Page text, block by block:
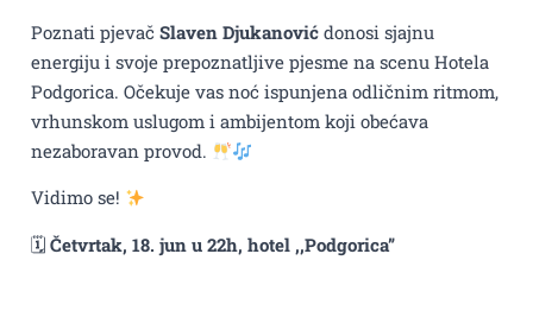
Poznati pjevač Slaven Djukanović donosi sjajnu
energiju i svoje prepoznatljive pjesme na scenu Hotela
Podgorica. Očekuje vas noć ispunjena odličnim ritmom,
vrhunskom uslugom i ambijentom koji obećava
nezaboravan provod.
Vidimo se!
🗓 Četvrtak, 18. jun u 22h, hotel ,,Podgorica”